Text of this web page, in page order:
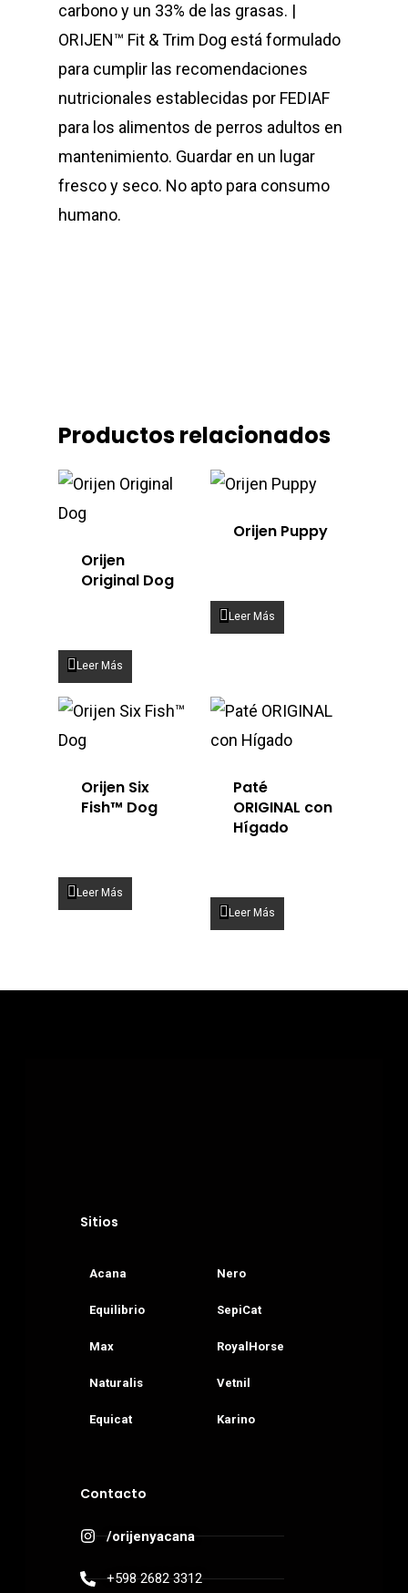
carbono y un 33% de las grasas. |
ORIJEN™ Fit & Trim Dog está formulado
para cumplir las recomendaciones
nutricionales establecidas por FEDIAF
para los alimentos de perros adultos en
mantenimiento. Guardar en un lugar
fresco y seco. No apto para consumo
humano.
Productos relacionados
Orijen
Original Dog
Leer Más
Orijen Puppy
Leer Más
Orijen Six
Fish™ Dog
Leer Más
Paté
ORIGINAL con
Hígado
Leer Más
Sitios
Acana
Equilibrio
Max
Naturalis
Equicat
Nero
SepiCat
RoyalHorse
Vetnil
Karino
Contacto
/orijenyacana
+598 2682 3312